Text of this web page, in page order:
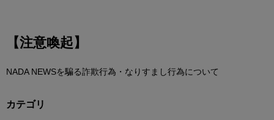
【注意喚起】
NADA NEWSを騙る詐欺行為・なりすまし行為について
カテゴリ